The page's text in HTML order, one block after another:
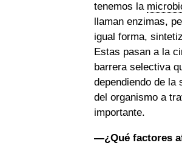
tenemos la
llaman enzimas,
igual forma,
Estas pasan a la
barrera selectiva
dependiendo de la
del organismo a
importante.
—¿Qué factores